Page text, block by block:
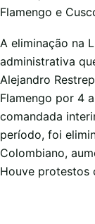
Flamengo e
A eliminação na
administrativa
Alejandro
Flamengo por 4
comandada
período, foi
Colombiano,
Houve protestos